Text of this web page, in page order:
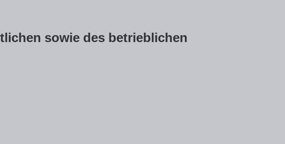
sowie des betrieblichen